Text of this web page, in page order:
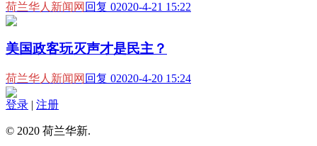
荷兰华人新闻网 回复 02020-4-21 15:22
美国政客玩灭声才是民主？
荷兰华人新闻网 回复 02020-4-20 15:24
登录 | 注册
© 2020 荷兰华新.